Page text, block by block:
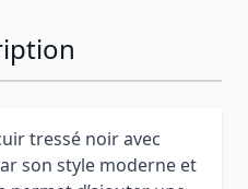
tressé noir avec
son style moderne et